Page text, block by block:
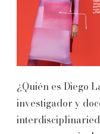
¿Quién es Diego
investigador y